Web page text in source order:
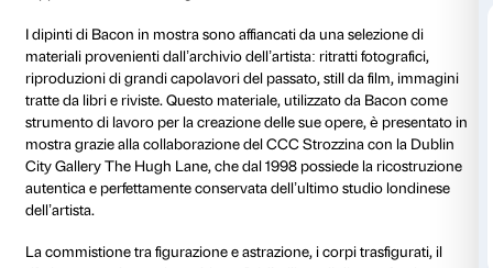
contemporanea(5 ottobre 2012-27 gennaio 2013),
Franziska Nori (direttore CCC Strozzina, Palazzo
Barbara Dawson (direttore Dublin City Gallery The
Dublino), propone il lavoro di artisti contemporanei
il tema dell’esistenza nel rapporto tra individuo e
opere danno forma a stati d’animo e interrogativi che
umano si pone nel rapporto con la sfera personale,
mondo. La mostra trova il suo punto di partenza in